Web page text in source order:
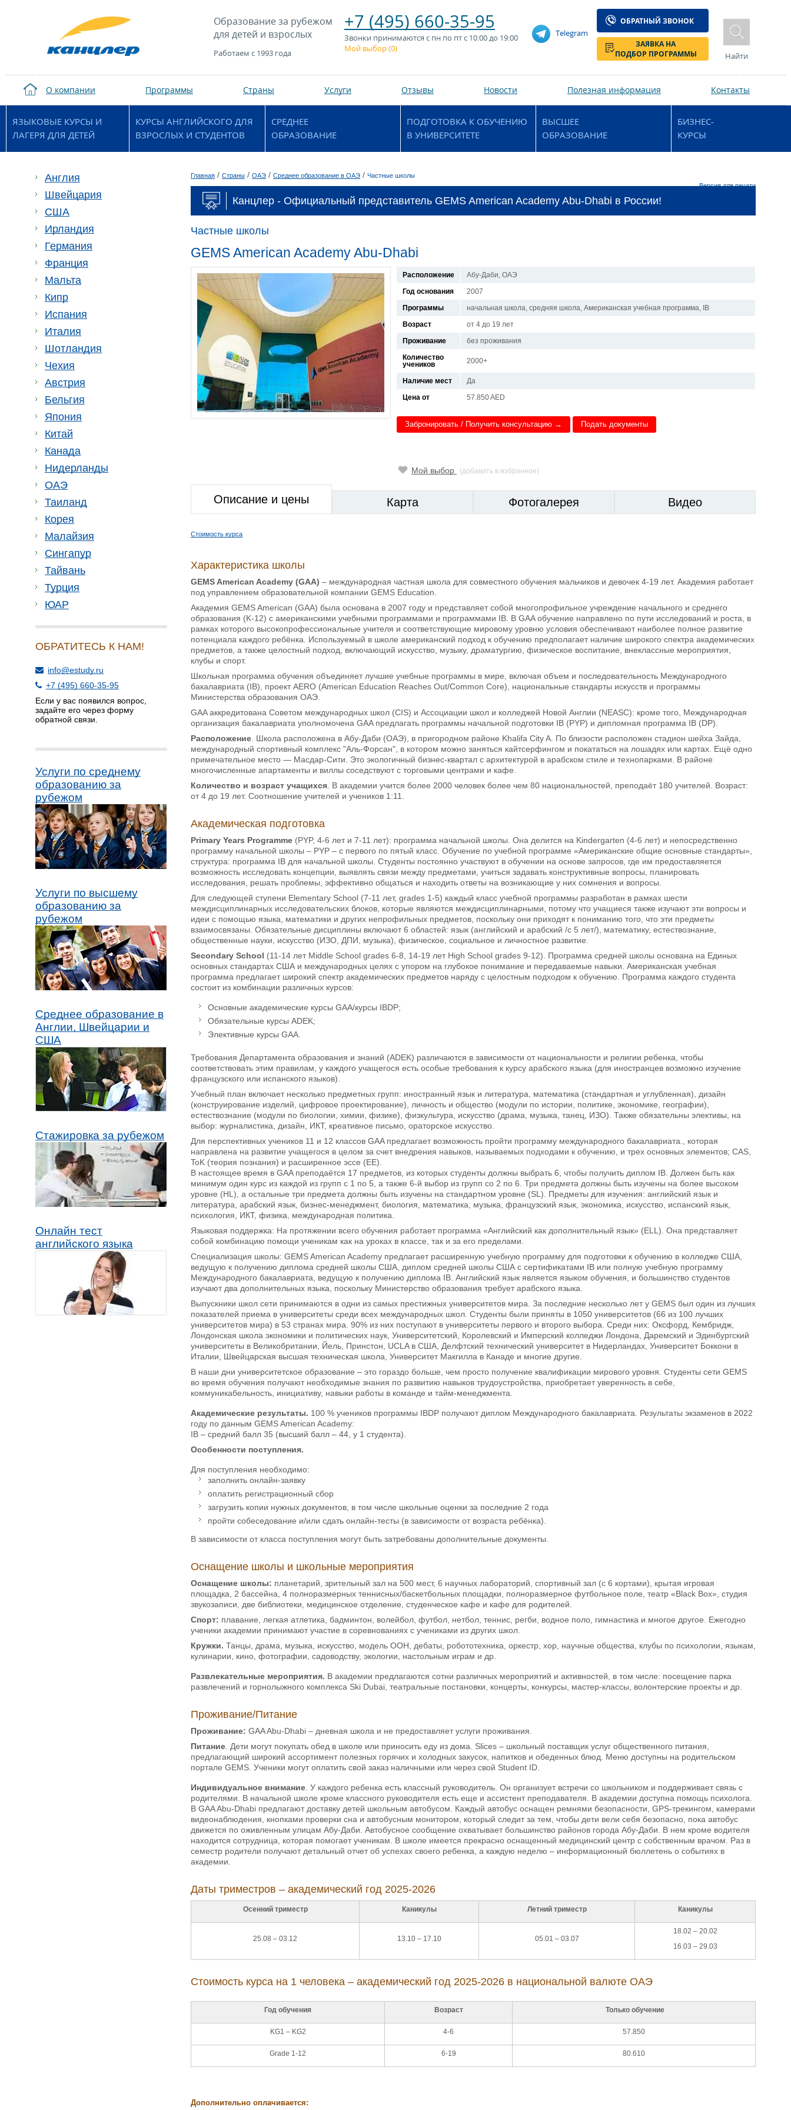
Образование за рубежом
для детей и взрослых
Работаем с 1993 года
+7 (495) 660-35-95
Звонки принимаются с пн по пт с 10:00 до 19:00
Мой выбор (0)
Telegram
ОБРАТНЫЙ ЗВОНОК
ЗАЯВКА НА
ПОДБОР ПРОГРАММЫ
Найти
О компании Программы Страны Услуги Отзывы Новости Полезная информация Контакты
ЯЗЫКОВЫЕ КУРСЫ И
ЛАГЕРЯ ДЛЯ ДЕТЕЙ
КУРСЫ АНГЛИЙСКОГО ДЛЯ
ВЗРОСЛЫХ И СТУДЕНТОВ
СРЕДНЕЕ
ОБРАЗОВАНИЕ
ПОДГОТОВКА К ОБУЧЕНИЮ
В УНИВЕРСИТЕТЕ
ВЫСШЕЕ
ОБРАЗОВАНИЕ
БИЗНЕС-
КУРСЫ
Англия
Швейцария
США
Ирландия
Германия
Франция
Мальта
Кипр
Испания
Италия
Шотландия
Чехия
Австрия
Бельгия
Япония
Китай
Канада
Нидерланды
ОАЭ
Таиланд
Корея
Малайзия
Сингапур
Тайвань
Турция
ЮАР
ОБРАТИТЕСЬ К НАМ!
info@estudy.ru
+7 (495) 660-35-95
Если у вас появился вопрос,
задайте его через форму
обратной связи.
Услуги по среднему
образованию за
рубежом
Услуги по высшему
образованию за
рубежом
Среднее образование в
Англии, Швейцарии и
США
Стажировка за рубежом
Онлайн тест
английского языка
Главная / Страны / ОАЭ / Среднее образование в ОАЭ / Частные школы
Версия для печати
Канцлер - Официальный представитель GEMS American Academy Abu-Dhabi в России!
Частные школы
GEMS American Academy Abu-Dhabi
Расположение
Абу-Даби, ОАЭ
Год основания
2007
Программы
начальная школа, средняя школа, Американская учебная программа, IB
Возраст
от 4 до 19 лет
Проживание
без проживания
Количество
учеников
2000+
Наличие мест
Да
Цена от
57.850 AED
Забронировать / Получить консультацию → Подать документы
Мой выбор (добавить в избранное)
Описание и цены Карта Фотогалерея Видео
Стоимость курса
Характеристика школы
GEMS American Academy (GAA) – международная частная школа для совместного обучения мальчиков и девочек 4-19 лет. Академия работает
под управлением образовательной компании GEMS Education.
Академия GEMS American (GAA) была основана в 2007 году и представляет собой многопрофильное учреждение начального и среднего
образования (K-12) с американскими учебными программами и программами IB. В GAA обучение направлено по пути исследований и роста, в
рамках которого высокопрофессиональные учителя и соответствующие мировому уровню условия обеспечивают наиболее полное развитие
потенциала каждого ребёнка. Используемый в школе американский подход к обучению предполагает наличие широкого спектра академических
предметов, а также целостный подход, включающий искусство, музыку, драматургию, физическое воспитание, внеклассные мероприятия,
клубы и спорт.
Школьная программа обучения объединяет лучшие учебные программы в мире, включая объем и последовательность Международного
бакалавриата (IB), проект AERO (American Education Reaches Out/Common Core), национальные стандарты искусств и программы
Министерства образования ОАЭ.
GAA аккредитована Советом международных школ (CIS) и Ассоциации школ и колледжей Новой Англии (NEASC): кроме того, Международная
организация бакалавриата уполномочена GAA предлагать программы начальной подготовки IB (PYP) и дипломная программа IB (DP).
Расположение . Школа расположена в Абу-Даби (ОАЭ), в пригородном районе Khalifa City A. По близости расположен стадион шейха Зайда,
международный спортивный комплекс "Аль-Форсан", в котором можно заняться кайтсерфингом и покататься на лошадях или картах. Ещё одно
примечательное место — Масдар-Сити. Это экологичный бизнес-квартал с архитектурой в арабском стиле и технопарками. В районе
многочисленные апартаменты и виллы соседствуют с торговыми центрами и кафе.
Количество и возраст учащихся . В академии учится более 2000 человек более чем 80 национальностей, преподаёт 180 учителей. Возраст:
от 4 до 19 лет. Соотношение учителей и учеников 1:11.
Академическая подготовка
Primary Years Programme (PYP, 4-6 лет и 7-11 лет): программа начальной школы. Она делится на Kindergarten (4-6 лет) и непосредственно
программу начальной школы – PYP – с первого по пятый класс. Обучение по учебной программе «Американские общие основные стандарты»,
структура: программа IB для начальной школы. Студенты постоянно участвуют в обучении на основе запросов, где им предоставляется
возможность исследовать концепции, выявлять связи между предметами, учиться задавать конструктивные вопросы, планировать
исследования, решать проблемы, эффективно общаться и находить ответы на возникающие у них сомнения и вопросы.
Для следующей ступени Elementary School (7-11 лет, grades 1-5) каждый класс учебной программы разработан в рамках шести
междисциплинарных исследовательских блоков, которые являются междисциплинарными, потому что учащиеся также изучают эти вопросы и
идеи с помощью языка, математики и других непрофильных предметов, поскольку они приходят к пониманию того, что эти предметы
взаимосвязаны. Обязательные дисциплины включают 6 областей: язык (английский и арабский /с 5 лет/), математику, естествознание,
общественные науки, искусство (ИЗО, ДПИ, музыка), физическое, социальное и личностное развитие.
Secondary School (11-14 лет Middle School grades 6-8, 14-19 лет High School grades 9-12). Программа средней школы основана на Единых
основных стандартах США и международных целях с упором на глубокое понимание и передаваемые навыки. Американская учебная
программа предлагает широкий спектр академических предметов наряду с целостным подходом к обучению. Программа каждого студента
состоит из комбинации различных курсов:
Основные академические курсы GAA/курсы IBDP;
Обязательные курсы ADEK;
Элективные курсы GAA.
Требования Департамента образования и знаний (ADEK) различаются в зависимости от национальности и религии ребенка, чтобы
соответствовать этим правилам, у каждого учащегося есть особые требования к курсу арабского языка (для иностранцев возможно изучение
французского или испанского языков).
Учебный план включает несколько предметных групп: иностранный язык и литература, математика (стандартная и углубленная), дизайн
(конструирование изделий, цифровое проектирование), личность и общество (модули по истории, политике, экономике, географии),
естествознание (модули по биологии, химии, физике), физкультура, искусство (драма, музыка, танец, ИЗО). Также обязательны элективы, на
выбор: журналистика, дизайн, ИКТ, креативное письмо, ораторское искусство.
Для перспективных учеников 11 и 12 классов GAA предлагает возможность пройти программу международного бакалавриата., которая
направлена на развитие учащегося в целом за счет внедрения навыков, называемых подходами к обучению, и трех основных элементов; CAS,
ToK (теория познания) и расширенное эссе (EE).
В настоящее время в GAA преподаётся 17 предметов, из которых студенты должны выбрать 6, чтобы получить диплом IB. Должен быть как
минимум один курс из каждой из групп с 1 по 5, а также 6-й выбор из групп со 2 по 6. Три предмета должны быть изучены на более высоком
уровне (HL), а остальные три предмета должны быть изучены на стандартном уровне (SL). Предметы для изучения: английский язык и
литература, арабский язык, бизнес-менеджмент, биология, математика, музыка, французский язык, экономика, искусство, испанский язык,
психология, ИКТ, физика, международная политика.
Языковая поддержка: На протяжении всего обучения работает программа «Английский как дополнительный язык» (ELL). Она представляет
собой комбинацию помощи ученикам как на уроках в классе, так и за его пределами.
Специализация школы: GEMS American Academy предлагает расширенную учебную программу для подготовки к обучению в колледже США,
ведущую к получению диплома средней школы США, диплом средней школы США с сертификатами IB или полную учебную программу
Международного бакалавриата, ведущую к получению диплома IB. Английский язык является языком обучения, и большинство студентов
изучают два дополнительных языка, поскольку Министерство образования требует арабского языка.
Выпускники школ сети принимаются в одни из самых престижных университетов мира. За последние несколько лет у GEMS был один из лучших
показателей приема в университеты среди всех международных школ. Студенты были приняты в 1050 университетов (66 из 100 лучших
университетов мира) в 53 странах мира. 90% из них поступают в университеты первого и второго выбора. Среди них: Оксфорд, Кембридж,
Лондонская школа экономики и политических наук, Университетский, Королевский и Имперский колледжи Лондона, Даремский и Эдинбургский
университеты в Великобритании, Йель, Принстон, UCLA в США, Делфтский технический университет в Нидерландах, Университет Боккони в
Италии, Швейцарская высшая техническая школа, Университет Макгилла в Канаде и многие другие.
В наши дни университетское образование – это гораздо больше, чем просто получение квалификации мирового уровня. Студенты cети GEMS
во время обучения получают необходимые знания по развитию навыков трудоустройства, приобретает уверенность в себе,
коммуникабельность, инициативу, навыки работы в команде и тайм-менеджмента.
Академические результаты. 100 % учеников программы IBDP получают диплом Международного бакалавриата. Результаты экзаменов в 2022
году по данным GEMS American Academy:
IB – средний балл 35 (высший балл – 44, у 1 студента).
Особенности поступления.
Для поступления необходимо:
заполнить онлайн-заявку
оплатить регистрационный сбор
загрузить копии нужных документов, в том числе школьные оценки за последние 2 года
пройти собеседование и/или сдать онлайн-тесты (в зависимости от возраста ребёнка).
В зависимости от класса поступления могут быть затребованы дополнительные документы.
Оснащение школы и школьные мероприятия
Оснащение школы: планетарий, зрительный зал на 500 мест, 6 научных лабораторий, спортивный зал (с 6 кортами), крытая игровая
площадка, 2 бассейна, 4 полноразмерных теннисных/баскетбольных площадки, полноразмерное футбольное поле, театр «Black Box», студия
звукозаписи, две библиотеки, медицинское отделение, студенческое кафе и кафе для родителей.
Спорт: плавание, легкая атлетика, бадминтон, волейбол, футбол, нетбол, теннис, регби, водное поло, гимнастика и многое другое. Ежегодно
ученики академии принимают участие в соревнованиях с учениками из других школ.
Кружки. Танцы, драма, музыка, искусство, модель ООН, дебаты, робототехника, оркестр, хор, научные общества, клубы по психологии, языкам,
кулинарии, кино, фотографии, садоводству, экологии, настольным играм и др.
Развлекательные мероприятия. В академии предлагаются сотни различных мероприятий и активностей, в том числе: посещение парка
развлечений и горнолыжного комплекса Ski Dubai, театральные постановки, концерты, конкурсы, мастер-классы, волонтерские проекты и др.
Проживание/Питание
Проживание: GAA Abu-Dhabi – дневная школа и не предоставляет услуги проживания.
Питание . Дети могут покупать обед в школе или приносить еду из дома. Slices – школьный поставщик услуг общественного питания,
предлагающий широкий ассортимент полезных горячих и холодных закусок, напитков и обеденных блюд. Меню доступны на родительском
портале GEMS. Ученики могут оплатить свой заказ наличными или через свой Student ID.
Индивидуальное внимание . У каждого ребенка есть классный руководитель. Он организует встречи со школьником и поддерживает связь с
родителями. В начальной школе кроме классного руководителя есть еще и ассистент преподавателя. В академии доступна помощь психолога.
В GAA Abu-Dhabi предлагают доставку детей школьным автобусом. Каждый автобус оснащен ремнями безопасности, GPS-трекингом, камерами
видеонаблюдения, кнопками проверки сна и автобусным монитором, который следит за тем, чтобы дети вели себя безопасно, пока автобус
движется по оживленным улицам Абу-Даби. Автобусное сообщение охватывает большинство районов города Абу-Даби. В нем кроме водителя
находится сотрудница, которая помогает ученикам. В школе имеется прекрасно оснащенный медицинский центр с собственным врачом. Раз в
семестр родители получают детальный отчет об успехах своего ребенка, а каждую неделю – информационный бюллетень о событиях в
академии.
Даты триместров – академический год 2025-2026
Осенний триместр Каникулы Летний триместр Каникулы
25.08 – 03.12 13.10 – 17.10 05.01 – 03.07
18.02 – 20.02
16.03 – 29.03
Стоимость курса на 1 человека – академический год 2025-2026 в национальной валюте ОАЭ
Год обучения Возраст Только обучение
KG1 – KG2 4-6 57.850
Grade 1-12 6-19 80.610
Дополнительно оплачивается: